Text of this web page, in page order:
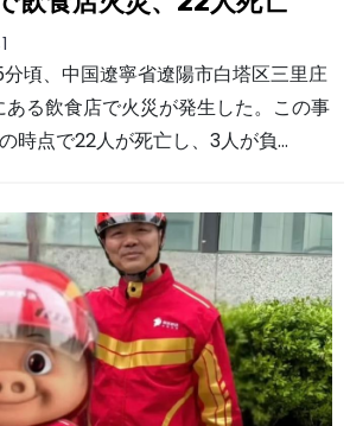
頃、中国遼寧省遼陽市白塔区三里庄
る飲食店で火災が発生した。この事
時点で22人が死亡し、3人が負…